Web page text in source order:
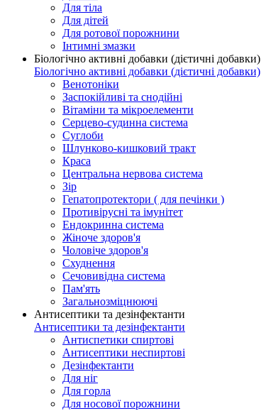
Для тіла
Для дітей
Для ротової порожнини
Інтимні змазки
Біологічно активні добавки (дієтичні добавки)
Біологічно активні добавки (дієтичні добавки)
Венотоніки
Заспокійливі та снодійні
Вітаміни та мікроелементи
Серцево-судинна система
Суглоби
Шлунково-кишковий тракт
Краса
Центральна нервова система
Зір
Гепатопротектори ( для печінки )
Противірусні та імунітет
Ендокринна система
Жіноче здоров'я
Чоловіче здоров'я
Схуднення
Сечовивідна система
Пам'ять
Загальнозміцнюючі
Антисептики та дезінфектанти
Антисептики та дезінфектанти
Антиспетики спиртові
Антисептики неспиртові
Дезінфектанти
Для ніг
Для горла
Для носової порожнини